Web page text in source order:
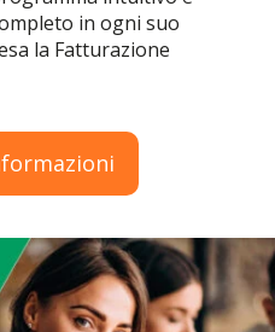
in ogni suo
la Fatturazione